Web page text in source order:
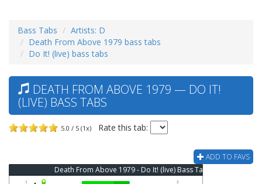
Bass Tabs
Artists: D
Death From Above 1979 bass tabs
Do It! (live) bass tabs
DEATH FROM ABOVE 1979 — DO IT!
(LIVE) BASS TABS
5.0 / 5 (1x) Rate this tab:
ADD TO FAVS
Death From Above 1979 - Do It! (live) Bass Tab